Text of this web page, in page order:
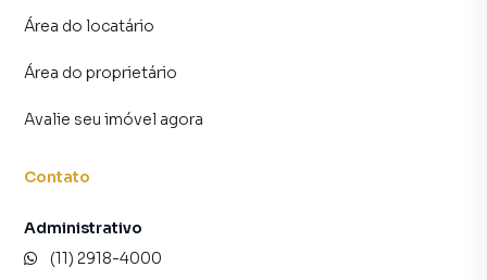
Área do locatário
Área do proprietário
Avalie seu imóvel agora
Contato
Administrativo
(11) 2918-4000